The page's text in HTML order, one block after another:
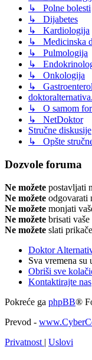
↳ Polne bolesti
↳ Dijabetes
↳ Kardiologija
↳ Medicinska
↳ Pulmologija
↳
↳ Onkologija
↳
↳ O samom
↳ NetDoktor
Stručne diskusije
↳ Opšte
Dozvole foruma
Ne možete postavljati
Ne možete odgovarati
Ne možete monjati
Ne možete brisati
Ne možete slati
Doktor
Sva vremena
Obriši sve
Kontaktirajte nas
Pokreće ga phpBB®
Prevod -
Privatnost | Uslovi